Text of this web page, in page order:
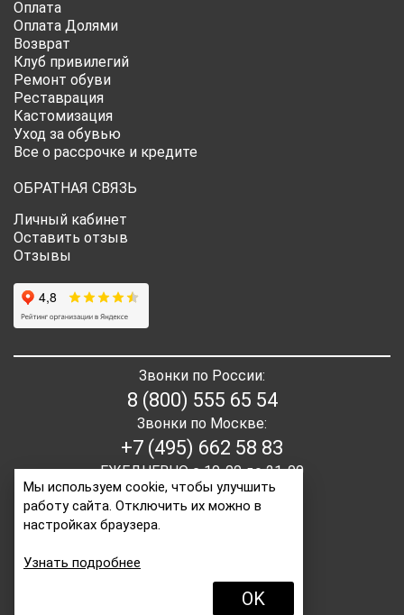
Оплата
Оплата Долями
Возврат
Клуб привилегий
Ремонт обуви
Реставрация
Кастомизация
Уход за обувью
Все о рассрочке и кредите
ОБРАТНАЯ СВЯЗЬ
Личный кабинет
Оставить отзыв
Отзывы
Звонки по России:
8 (800) 555 65 54
Звонки по Москве:
+7 (495) 662 58 83
ЕЖЕДНЕВНО с 10-00 до 21-00
Мы используем cookie, чтобы улучшить
работу сайта. Отключить их можно в
настройках браузера.
Узнать подробнее
OK